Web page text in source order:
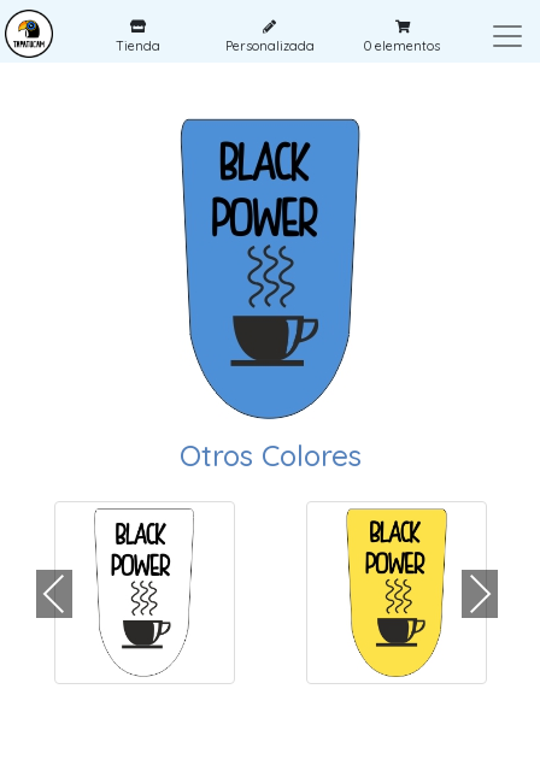
Tienda Personalizada 0 elementos
Otros Colores